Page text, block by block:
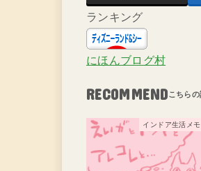
ランキング
にほんブログ村
RECOMMEND
インドア生活メモ